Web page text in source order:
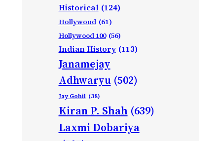
Historical (124)
Hollywood (61)
Hollywood 100 (56)
Indian History (113)
Janamejay
Adhwaryu (502)
Jay Gohil (38)
Kiran P. Shah (639)
Laxmi Dobariya